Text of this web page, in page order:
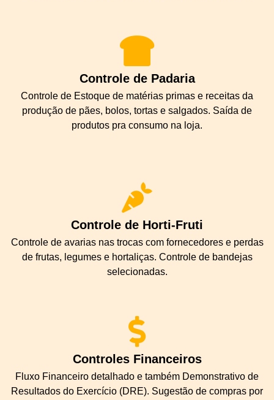
Controle de Padaria
Controle de Estoque de matérias primas e receitas da
produção de pães, bolos, tortas e salgados. Saída de
produtos pra consumo na loja.
Controle de Horti-Fruti
Controle de avarias nas trocas com fornecedores e perdas
de frutas, legumes e hortaliças. Controle de bandejas
selecionadas.
Controles Financeiros
Fluxo Financeiro detalhado e também Demonstrativo de
Resultados do Exercício (DRE). Sugestão de compras por